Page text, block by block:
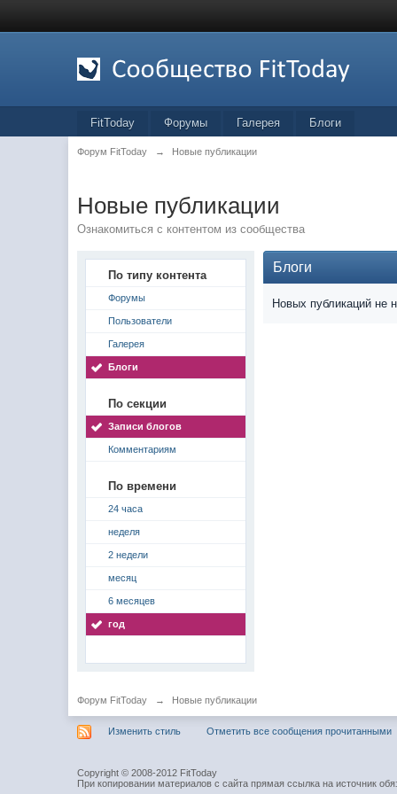
FitToday Форумы Галерея Блоги
Форум FitToday → Новые публикации
Новые публикации
Ознакомиться с контентом из сообщества
По типу контента
Форумы
Пользователи
Галерея
Блоги
По секции
Записи блогов
Комментариям
По времени
24 часа
неделя
2 недели
месяц
6 месяцев
год
Блоги
Новых публикаций не
Форум FitToday → Новые публикации
Изменить стиль Отметить все сообщения прочитанными
Copyright © 2008-2012 FitToday
При копировании материалов с сайта прямая ссылка на источник